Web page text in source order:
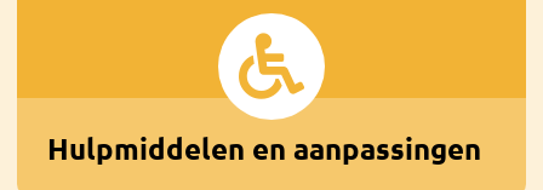
Hulpmiddelen en aanpassingen